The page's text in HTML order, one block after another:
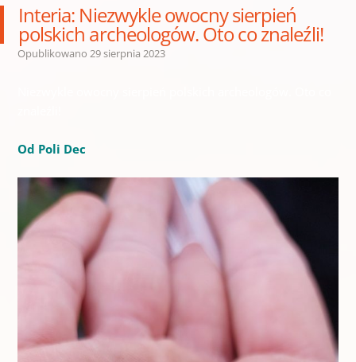
Interia: Niezwykle owocny sierpień
polskich archeologów. Oto co znaleźli!
Opublikowano 29 sierpnia 2023
Od Poli Dec